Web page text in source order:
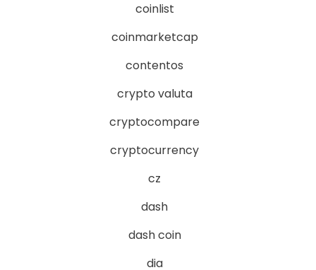
coinlist
coinmarketcap
contentos
crypto valuta
cryptocompare
cryptocurrency
cz
dash
dash coin
dia